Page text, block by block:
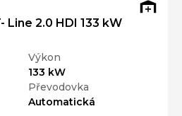
Line 2.0 HDI 133 kW
Výkon
133 kW
Převodovka
Automatická